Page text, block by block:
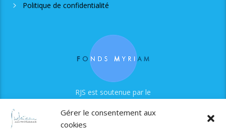
Gérer le consentement aux
cookies
Politique de confidentialité
RJS est soutenue par le